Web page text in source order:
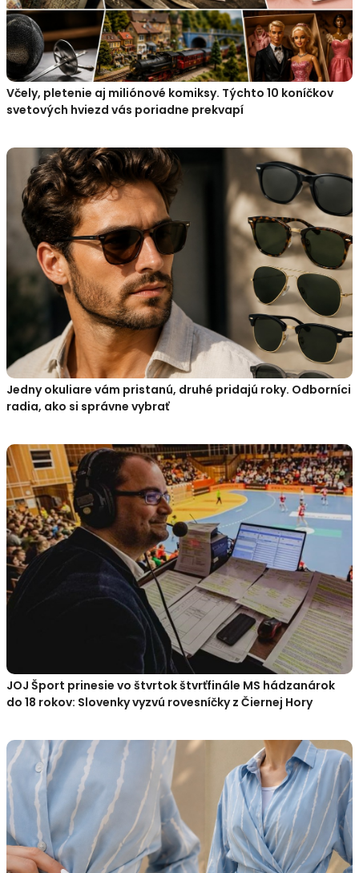
Včely, pletenie aj miliónové komiksy. Týchto 10 koníčkov
svetových hviezd vás poriadne prekvapí
Jedny okuliare vám pristanú, druhé pridajú roky. Odborníci
radia, ako si správne vybrať
JOJ Šport prinesie vo štvrtok štvrťfinále MS hádzanárok
do 18 rokov: Slovenky vyzvú rovesníčky z Čiernej Hory